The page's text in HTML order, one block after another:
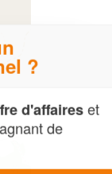
?
d'affaireset
de